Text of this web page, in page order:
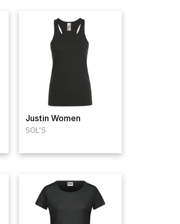
Justin Women
SOL'S